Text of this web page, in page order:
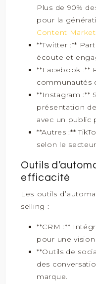
Plus de 90%
pour la
Content
**Twitter :**
écoute et
**Facebook :**
communautés
**Instagram :**
présentation
avec un public
**Autres :**
selon le
Outils
efficacité
Les outils
selling :
**CRM :**
pour une
**Outils de
des
marque.